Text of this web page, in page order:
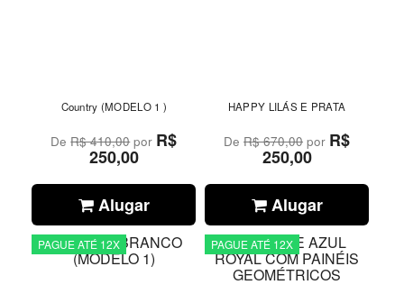
Country (MODELO 1 )
DeR$ 410,00por R$
250,00
Alugar
HAPPY LILÁS E PRATA
DeR$ 670,00 por R$
250,00
Alugar
PAGUE ATÉ 12X PAGUE ATÉ 12X